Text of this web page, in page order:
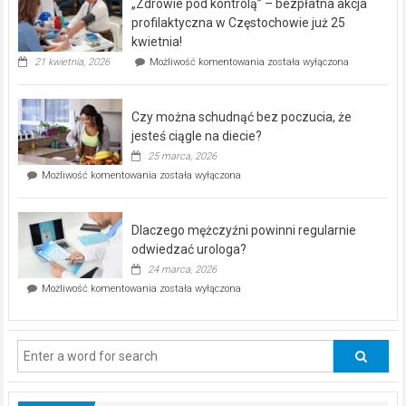
rehabilitacji
dla
„Zdrowie pod kontrolą” – bezpłatna akcja
profilaktyczna w Częstochowie już 25
kwietnia!
21 kwietnia, 2026 Możliwość komentowania „Zdrowie
bezpłatna
została wyłączona
Czy można schudnąć bez poczucia, że
jesteś ciągle na diecie?
25 marca, 2026
Możliwość komentowania Czy
poczucia,
że
ciągle
na
została wyłączona
Dlaczego mężczyźni powinni regularnie
odwiedzać urologa?
24 marca, 2026
Możliwość komentowania Dlaczego
regularnie
została wyłączona